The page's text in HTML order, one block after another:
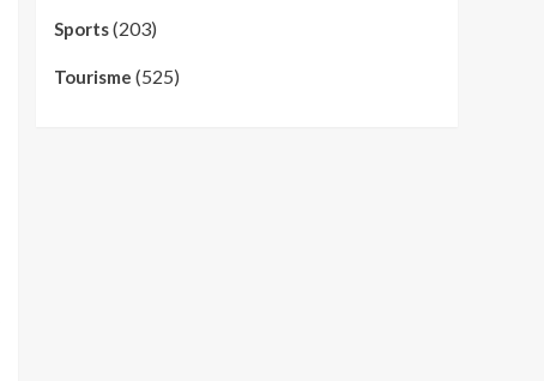
Sports(203)
Tourisme (525)